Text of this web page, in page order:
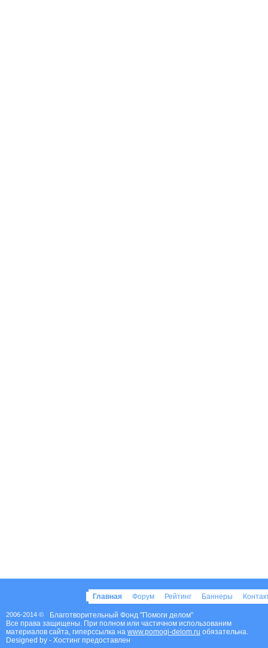
Главная Форум Рейтинг Баннеры
2006-2014 ©
Благотворительный Фонд "Помоги делом"
Все права защищены. При полном или частичном использованим
материалов сайта, гиперссылка на www.pomogi-delom.ru обязательна.
Designed by - Хостинг предоставлен